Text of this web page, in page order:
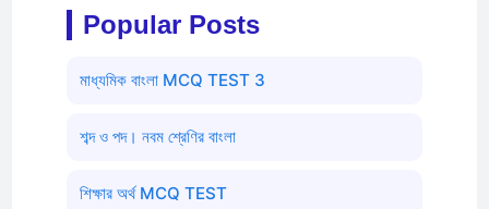
Popular Posts
মাধ্যমিক বাংলা MCQ TEST 3
শব্দ ও পদ। নবম শ্রেণির বাংলা
শিক্ষার অর্থ MCQ TEST